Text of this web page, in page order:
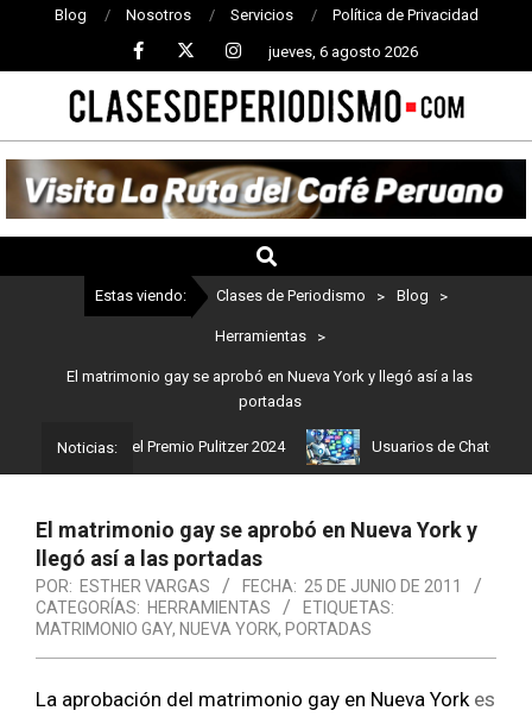
Blog Nosotros Servicios Política de Privacidad
jueves, 6 agosto 2026
CLASES
DE
PERIODISMO
Estas viendo: Clases de Periodismo > Blog >
Herramientas >
El matrimonio gay se aprobó en Nueva York y llegó así a las
portadas
Noticias:
ganadores del Premio Pulitzer 2024 Usuarios de ChatGPT
El matrimonio gay se aprobó en Nueva York y
llegó así a las portadas
POR: ESTHER VARGAS FECHA: 25 DE JUNIO DE 2011
CATEGORÍAS: HERRAMIENTAS
ETIQUETAS:
MATRIMONIO GAY, NUEVA YORK, PORTADAS
La aprobación del matrimonio gay en Nueva York es